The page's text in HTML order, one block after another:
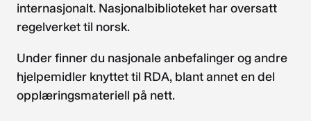
internasjonalt. Nasjonalbiblioteket har oversatt
regelverket til norsk.
Under finner du nasjonale anbefalinger og andre
hjelpemidler knyttet til RDA, blant annet en del
opplæringsmateriell på nett.